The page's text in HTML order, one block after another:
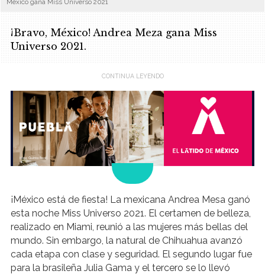
¡Bravo, México! Andrea Meza gana Miss
Universo 2021.
¡México está de fiesta! La mexicana Andrea Mesa ganó
esta noche Miss Universo 2021. El certamen de belleza,
realizado en Miami, reunió a las mujeres más bellas del
mundo. Sin embargo, la natural de Chihuahua avanzó
cada etapa con clase y seguridad. El segundo lugar fue
para la brasileña Julia Gama y el tercero se lo llevó